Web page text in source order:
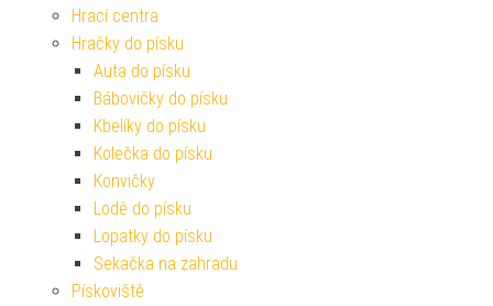
Hrací centra
Hračky do písku
Auta do písku
Bábovičky do písku
Kbelíky do písku
Kolečka do písku
Konvičky
Lodě do písku
Lopatky do písku
Sekačka na zahradu
Pískoviště